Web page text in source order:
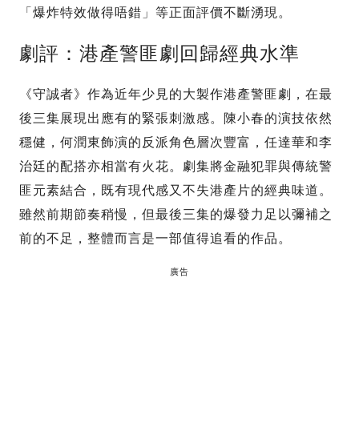
「爆炸特效做得唔錯」等正面評價不斷湧現。
劇評：港產警匪劇回歸經典水準
《守誠者》作為近年少見的大製作港產警匪劇，在最
後三集展現出應有的緊張刺激感。陳小春的演技依然
穩健，何潤東飾演的反派角色層次豐富，任達華和李
治廷的配搭亦相當有火花。劇集將金融犯罪與傳統警
匪元素結合，既有現代感又不失港產片的經典味道。
雖然前期節奏稍慢，但最後三集的爆發力足以彌補之
前的不足，整體而言是一部值得追看的作品。
廣告